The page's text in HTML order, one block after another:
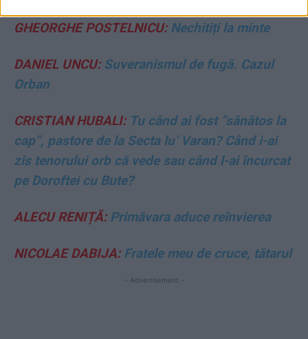
GHEORGHE POSTELNICU:Nechitiți la minte
DANIEL UNCU:Suveranismul de fugă. Cazul
Orban
CRISTIAN HUBALI:Tu când ai fost ”sănătos la
cap”, pastore de la Secta lu’ Varan? Când i-ai
zis tenorului orb că vede sau când l-ai încurcat
pe Doroftei cu Bute?
ALECU RENIȚĂ:Primăvara aduce reînvierea
NICOLAE DABIJA:Fratele meu de cruce, tătarul
- Advertisement -